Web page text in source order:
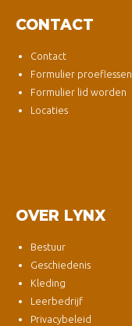
CONTACT
Contact
Formulier proeflessen
Formulier lid worden
Locaties
OVER LYNX
Bestuur
Geschiedenis
Kleding
Leerbedrijf
Privacybeleid